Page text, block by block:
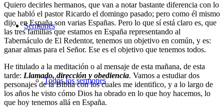
Sermones
Todos los sermones
Quiero decirles hermanos, que van a notar bastante diferencia con lo
que habló el pastor Ricardo el domingo pasado; pero como él mismo
dijo, en España son varias Españas. Pero lo que sí está claro es, que
las tres familias que estamos en España representando al
Tabernáculo de El Redentor, tenemos un objetivo en común, y es:
ganar almas para el Señor. Ese es el objetivo que tenemos todos.
He titulado a la meditación o al mensaje de esta mañana, de esta
tarde: Llamado, dirección y obediencia. Vamos a estudiar dos
personajes de la Biblia con los cuales me identifico, y a lo largo de
los años he visto cómo Dios ha obrado en lo que hoy hacemos, lo
que hoy tenemos allá en España.